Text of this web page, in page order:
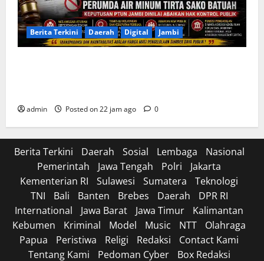
Berita Terkini Daerah Digital Jambi
admin Posted on 22 jam ago 0
Berita Terkini Daerah Sosial Lembaga
Nasional
Pemerintah
Jawa Tengah Polri
Jakarta
Kementerian RI
Sulawesi Sumatera
Teknologi
TNI
Bali Banten Brebes Daerah
DPR RI
International
Jawa Barat Jawa Timur
Kalimantan
Kebumen
Kriminal Model Music NTT
Olahraga
Papua
Peristiwa Religi Redaksi
Contact Kami
Tentang Kami
Pedoman Cyber Box Redaksi